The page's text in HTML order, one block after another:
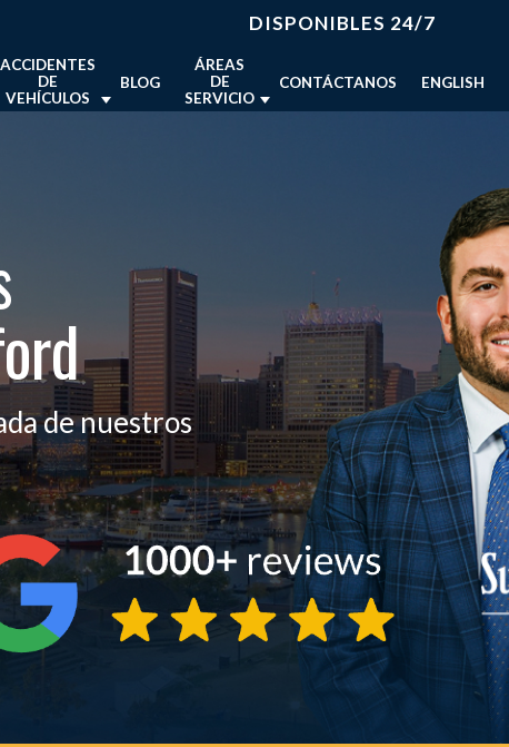
DISPONIBLES 24/7
MUERTE POR
EN BALTIMORE
ÁREAS DE
ACCIDENTES
DE
VEHÍCULOS
ABOGADO DE ACCIDENTES DE
BLOG
ÁREAS
DE
SERVICIO
ABOGADO DE LESIONES
PERSONALES EN MARYLAND
VER TODAS LAS ÁREAS
CONTÁCTANOS ENGLISH
de nuestros